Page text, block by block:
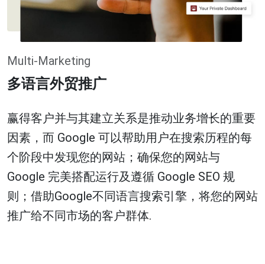
Multi-Marketing
多语言外贸推广
赢得客户并与其建立关系是推动业务增长的重要
因素，而 Google 可以帮助用户在搜索历程的每
个阶段中发现您的网站；确保您的网站与
Google 完美搭配运行及遵循 Google SEO 规
则；借助Google不同语言搜索引擎，将您的网站
推广给不同市场的客户群体.